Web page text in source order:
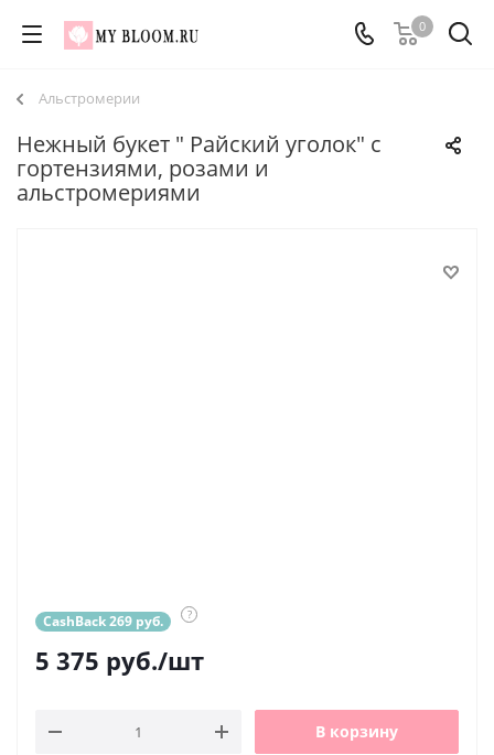
0
Альстромерии
Нежный букет " Райский уголок" с
гортензиями, розами и
альстромериями
CashBack 269 руб. ?
5 375 руб./шт
В корзину